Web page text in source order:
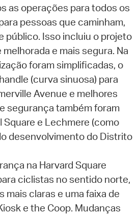
as operações para todos os
pessoas que caminham,
público. Isso incluiu o projeto
e mais segura. Na
foram simplificadas, o
(curva sinuosa) para
Avenue e melhores
segurança também foram
e Lechmere (como
desenvolvimento do Distrito
na Harvard Square
ciclistas no sentido norte,
claras e uma faixa de
e the Coop. Mudanças